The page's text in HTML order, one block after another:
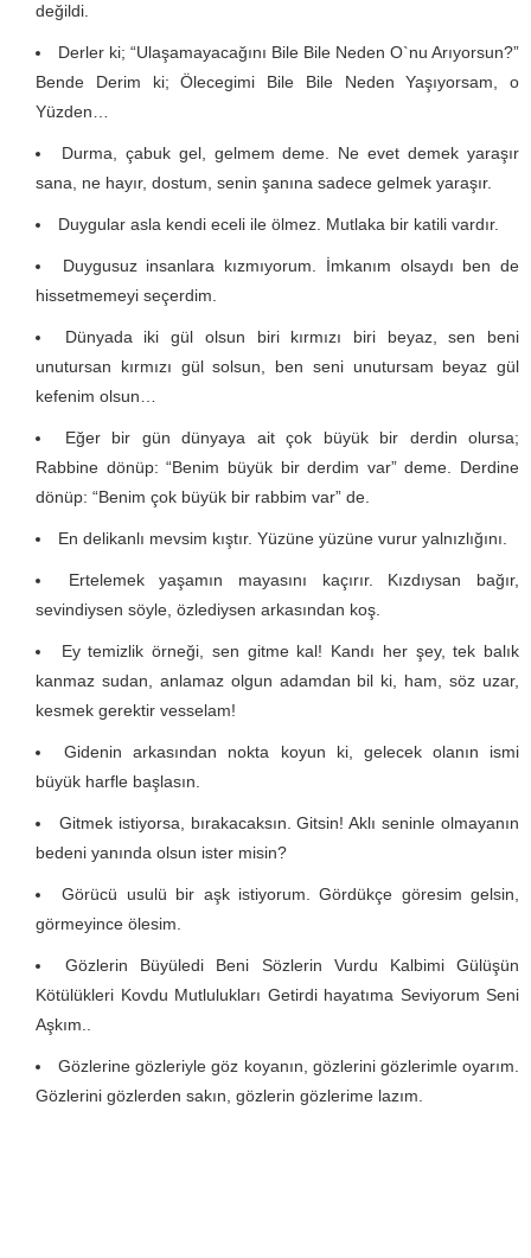
değildi.
Derler ki; “Ulaşamayacağını Bile Bile Neden O`nu Arıyorsun?”
Bende Derim ki; Ölecegimi Bile Bile Neden Yaşıyorsam, o
Yüzden…
Durma, çabuk gel, gelmem deme. Ne evet demek yaraşır
sana, ne hayır, dostum, senin şanına sadece gelmek yaraşır.
Duygular asla kendi eceli ile ölmez. Mutlaka bir katili vardır.
Duygusuz insanlara kızmıyorum. İmkanım olsaydı ben de
hissetmemeyi seçerdim.
Dünyada iki gül olsun biri kırmızı biri beyaz, sen beni
unutursan kırmızı gül solsun, ben seni unutursam beyaz gül
kefenim olsun…
Eğer bir gün dünyaya ait çok büyük bir derdin olursa;
Rabbine dönüp: “Benim büyük bir derdim var” deme. Derdine
dönüp: “Benim çok büyük bir rabbim var” de.
En delikanlı mevsim kıştır. Yüzüne yüzüne vurur yalnızlığını.
Ertelemek yaşamın mayasını kaçırır. Kızdıysan bağır,
sevindiysen söyle, özlediysen arkasından koş.
Ey temizlik örneği, sen gitme kal! Kandı her şey, tek balık
kanmaz sudan, anlamaz olgun adamdan bil ki, ham, söz uzar,
kesmek gerektir vesselam!
Gidenin arkasından nokta koyun ki, gelecek olanın ismi
büyük harfle başlasın.
Gitmek istiyorsa, bırakacaksın. Gitsin! Aklı seninle olmayanın
bedeni yanında olsun ister misin?
Görücü usulü bir aşk istiyorum. Gördükçe göresim gelsin,
görmeyince ölesim.
Gözlerin Büyüledi Beni Sözlerin Vurdu Kalbimi Gülüşün
Kötülükleri Kovdu Mutlulukları Getirdi hayatıma Seviyorum Seni
Aşkım..
Gözlerine gözleriyle göz koyanın, gözlerini gözlerimle oyarım.
Gözlerini gözlerden sakın, gözlerin gözlerime lazım.